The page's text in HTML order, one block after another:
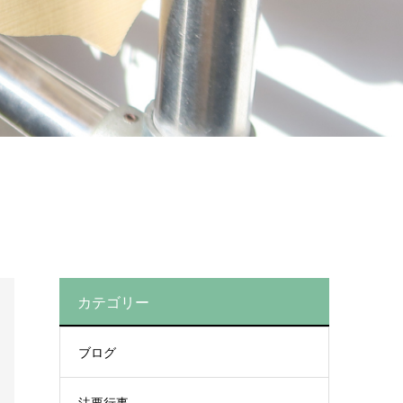
カテゴリー
ブログ